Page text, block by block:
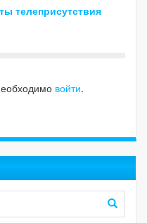
телеприсутствия
войти.